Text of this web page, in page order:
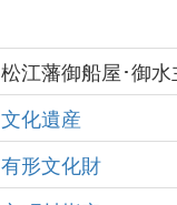
松江藩御船屋･御
文化遺産
有形文化財